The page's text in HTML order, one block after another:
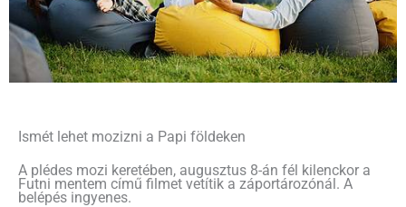
Ismét lehet mozizni a Papi földeken
A plédes mozi keretében, augusztus 8-án fél kilenckor a
Futni mentem című filmet vetítik a záportározónál. A
belépés ingyenes.